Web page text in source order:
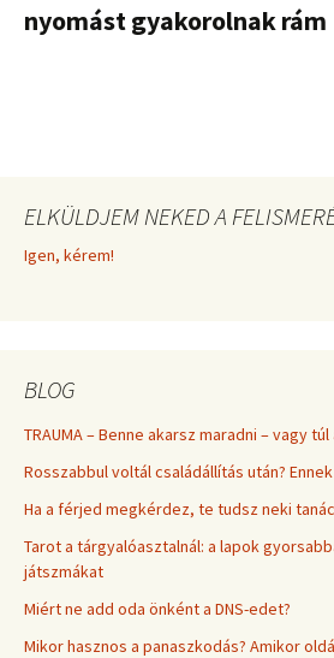
nyomást gyakorolnak rám
ELKÜLDJEM NEKED A
Igen, kérem!
BLOG
TRAUMA – Benne akarsz maradni – vagy
Rosszabbul voltál családállítás után?
Ha a férjed megkérdez, te tudsz neki
Tarot a tárgyalóasztalnál: a lapok
játszmákat
Miért ne add oda önként a DNS-edet?
Mikor hasznos a panaszkodás? Amikor